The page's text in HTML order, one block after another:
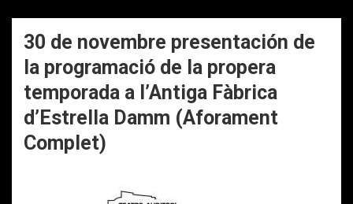
30 de novembre presentación de
la programació de la propera
temporada a l’Antiga Fàbrica
d’Estrella Damm (Aforament
Complet)